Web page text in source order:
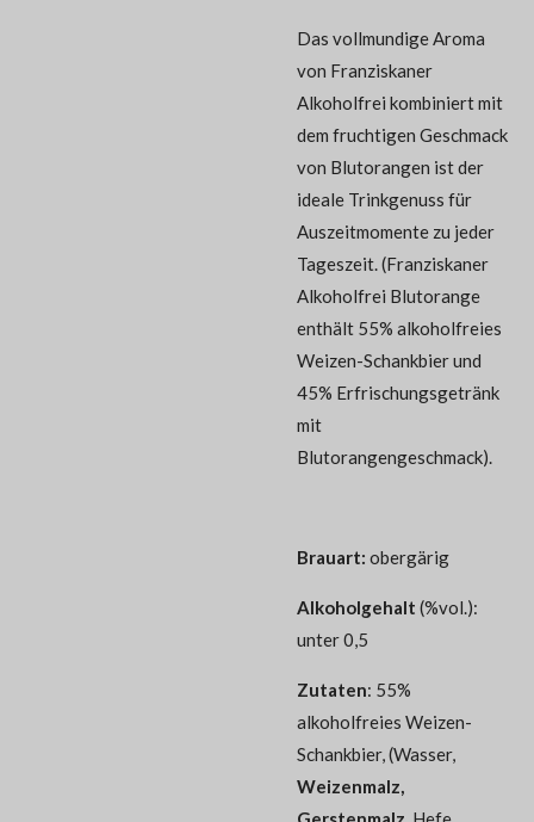
Das vollmundige Aroma
von Franziskaner
Alkoholfrei kombiniert mit
dem fruchtigen Geschmack
von Blutorangen ist der
ideale Trinkgenuss für
Auszeitmomente zu jeder
Tageszeit. (Franziskaner
Alkoholfrei Blutorange
enthält 55% alkoholfreies
Weizen-Schankbier und
45% Erfrischungsgetränk
mit
Blutorangengeschmack).
Brauart: obergärig
Alkoholgehalt (%vol.):
unter 0,5
Zutaten: 55%
alkoholfreies Weizen-
Schankbier, (Wasser,
Weizenmalz,